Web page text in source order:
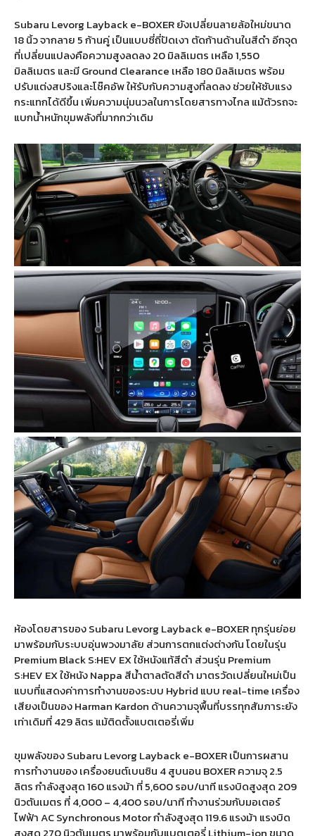
Subaru Levorg Layback e-BOXER ยังเปลี่ยนลายล้อใหม่ขนาด
18 นิ้ว จากลาย 5 ก้านคู่ เป็นแบบซี่ถี่ปัดเงา ตัดก้านด้านในสีดำ อีกจุด
ที่เปลี่ยนแปลงคือความสูงลดลง 20 มิลลิเมตร เหลือ 1,550
มิลลิเมตร และมี Ground Clearance เหลือ 180 มิลลิเมตร พร้อม
ปรับแต่งสปริงและโช๊คอัพ ให้รับกับความสูงที่ลดลง ช่วยให้ซับแรง
กระแทกได้ดีขึ้น เพิ่มความนุ่มนวลในการโดยสารทางไกล แม้ตัวรถจะ
แบกน้ำหนักขุมพลังที่มากกว่าเดิม
ห้องโดยสารของ Subaru Levorg Layback e-BOXER ทุกรุ่นย่อย
มาพร้อมกับระบบอุ่นพวงมาลัย ส่วนการตกแต่งต่างกัน โดยในรุ่น
Premium Black S:HEV EX ใช้หนังแท้สีดำ ส่วนรุ่น Premium
S:HEV EX ใช้หนัง Nappa สีน้ำตาลตัดสีดำ มาตรวัดเปลี่ยนใหม่เป็น
แบบที่แสดงค่าการทำงานของระบบ Hybrid แบบ real-time เครื่อง
เสียงเป็นของ Harman Kardon ด้านความจุพื้นที่บรรทุกสัมภาระยัง
เท่าเดิมที่ 429 ลิตร แม้ติดตั้งแบตเตอรี่เพิ่ม
ขุมพลังของ Subaru Levorg Layback e-BOXER เป็นการผสาน
การทำงานของ เครื่องยนต์เบนซิน 4 สูบนอน BOXER ความจุ 2.5
ลิตร กำลังสูงสุด 160 แรงม้า ที่ 5,600 รอบ/นาที แรงบิดสูงสุด 209
นิวตันเมตร ที่ 4,000 – 4,400 รอบ/นาที ทำงานร่วมกับมอเตอร์
ไฟฟ้า AC Synchronous Motor กำลังสูงสุด 119.6 แรงม้า แรงบิด
สูงสุด 270 นิวตันเมตร มาพร้อมกับแบตเตอรี่ Lithium-ion ขนาด